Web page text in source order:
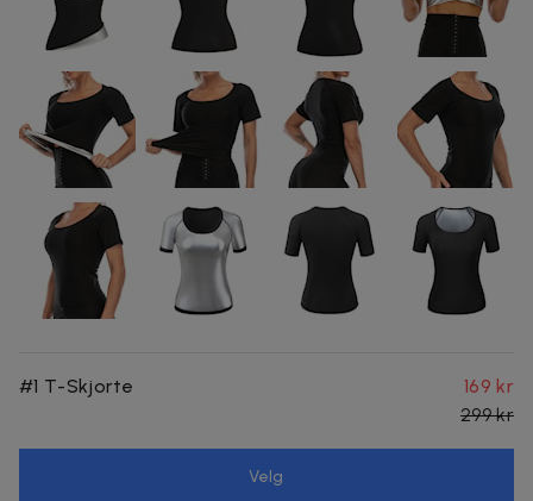
#1 T-Skjorte
169 kr
299 kr
Velg